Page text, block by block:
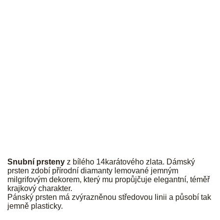
Snubní prsteny z bílého 14karátového zlata. Dámský
prsten zdobí přírodní diamanty lemované jemným
milgrifovým dekorem, který mu propůjčuje elegantní, téměř
krajkový charakter.
Pánský prsten má zvýrazněnou středovou linii a působí tak
jemně plasticky.